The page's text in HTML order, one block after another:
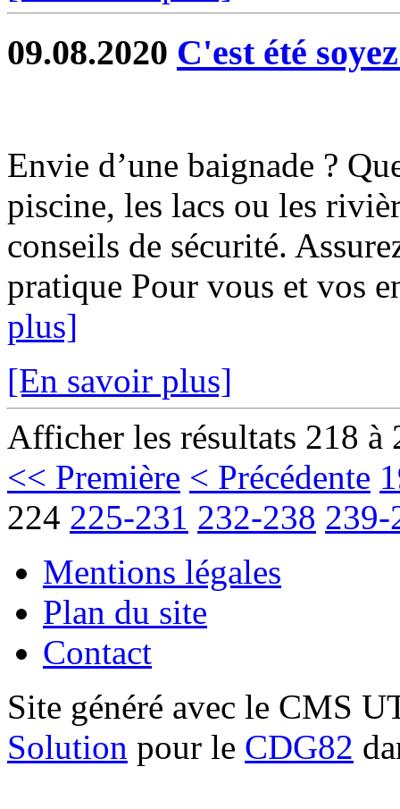
09.08.2020 C'est été
Envie d’une baignade ?
piscine, les lacs ou les
conseils de sécurité.
pratique Pour vous et vos
plus]
[En savoir plus]
Afficher les résultats 218 à
<< Première < Précédente
224 225-231 232-238 239-
Mentions légales
Plan du site
Contact
Site généré avec le CMS
Solution pour le CDG82